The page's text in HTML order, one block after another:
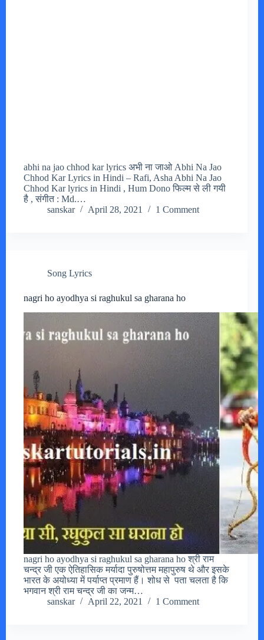
abhi na jao chhod kar lyrics अभी ना जाओ Abhi Na Jao
Chhod Kar Lyrics in Hindi – Rafi, Asha Abhi Na Jao
Chhod Kar lyrics in Hindi , Hum Dono फिल्म से ली गयी
है , संगीत : Md.…
sanskar
April 28, 2021 1 Comment
Song Lyrics
nagri ho ayodhya si raghukul sa gharana ho
nagri ho ayodhya si raghukul sa gharana ho श्री राम
चन्द्र जी एक ऐतिहासिक मर्यादा पुरुषोत्तम महापुरुष थे और इसके
भारत के अयोध्या में पर्याप्त प्रमाण हैं। शोध से पता चलता है कि
भगवान श्री राम चन्द्र जी का जन्म…
sanskar
April 22, 2021 1 Comment